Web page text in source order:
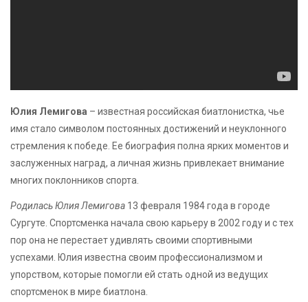
Юлия Лемигова – известная российская биатлонистка, чье
имя стало символом постоянных достижений и неуклонного
стремления к победе. Ее биография полна ярких моментов и
заслуженных наград, а личная жизнь привлекает внимание
многих поклонников спорта.
Родилась Юлия Лемигова 13 февраля 1984 года в городе
Сургуте. Спортсменка начала свою карьеру в 2002 году и с тех
пор она не перестает удивлять своими спортивными
успехами. Юлия известна своим профессионализмом и
упорством, которые помогли ей стать одной из ведущих
спортсменок в мире биатлона.